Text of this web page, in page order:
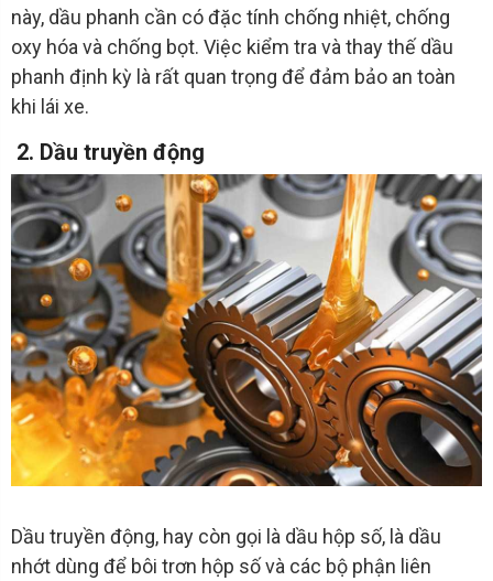
này, dầu phanh cần có đặc tính chống nhiệt, chống
oxy hóa và chống bọt. Việc kiểm tra và thay thế dầu
phanh định kỳ là rất quan trọng để đảm bảo an toàn
khi lái xe.
2. Dầu truyền động
Dầu truyền động, hay còn gọi là dầu hộp số, là dầu
nhớt dùng để bôi trơn hộp số và các bộ phận liên